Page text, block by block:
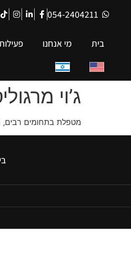
054-2404211
בית מי אנחנו
ג’וי
מטפלת בתחומים רבים,